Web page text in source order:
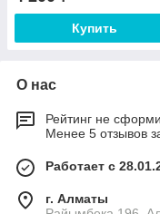
Купить
О нас
Рейтинг не
Менее 5 отзывов
Работает с
г. Алматы